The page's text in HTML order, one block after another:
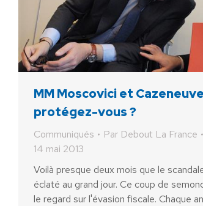
MM Moscovici et
protégez-vous ?
Communiqués Par Debout La France
14 mai 2013
Voilà presque deux mois que le
éclaté au grand jour. Ce coup de
le regard sur l'évasion fiscale. Chaque